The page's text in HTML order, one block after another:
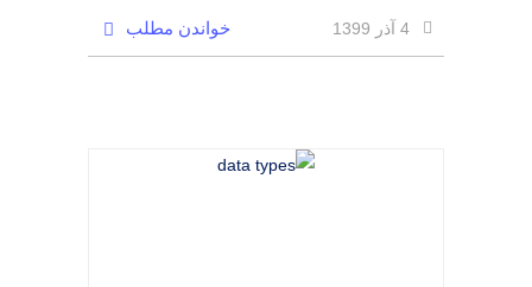
4 آذر 1399 خواندن مطلب